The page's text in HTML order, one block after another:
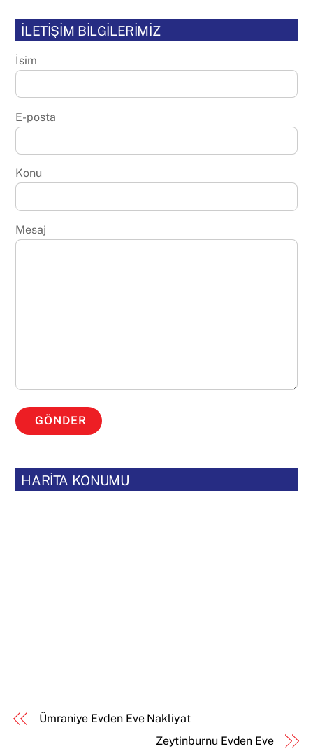
İLETİŞİM BİLGİLERİMİZ
İsim
E-posta
Konu
Mesaj
GÖNDER
HARİTA KONUMU
Ümraniye Evden Eve Nakliyat
Zeytinburnu Evden Eve